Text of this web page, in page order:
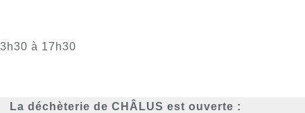
à 17h30
La déchèterie de CHÂLUS est ouverte :